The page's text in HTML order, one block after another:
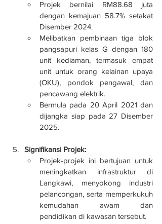
Projek bernilai RM88.68 juta
dengan kemajuan 58.7% setakat
Disember 2024.
Melibatkan pembinaan tiga blok
pangsapuri kelas G dengan 180
unit kediaman, termasuk empat
unit untuk orang kelainan upaya
(OKU), pondok pengawal, dan
pencawang elektrik.
Bermula pada 20 April 2021 dan
dijangka siap pada 27 Disember
2025.
Signifikansi Projek:
Projek-projek ini bertujuan untuk
meningkatkan infrastruktur di
Langkawi, menyokong industri
pelancongan, serta memperkukuh
kemudahan awam dan
pendidikan di kawasan tersebut.